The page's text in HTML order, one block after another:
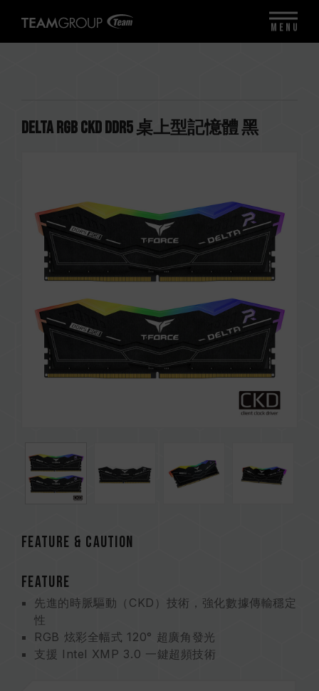
DELTA RGB CKD DDR5 桌上型記憶體 黑
FEATURE & CAUTION
FEATURE
先進的時脈驅動（CKD）技術，強化數據傳輸穩定
性
RGB 炫彩全幅式 120° 超廣角發光
支援 Intel XMP 3.0 一鍵超頻技術
MENU